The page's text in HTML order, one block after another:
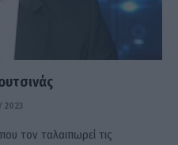
2023
τον ταλαιπωρεί τις